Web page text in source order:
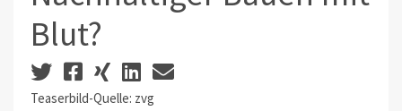
Blut?
Teaserbild-Quelle: zvg